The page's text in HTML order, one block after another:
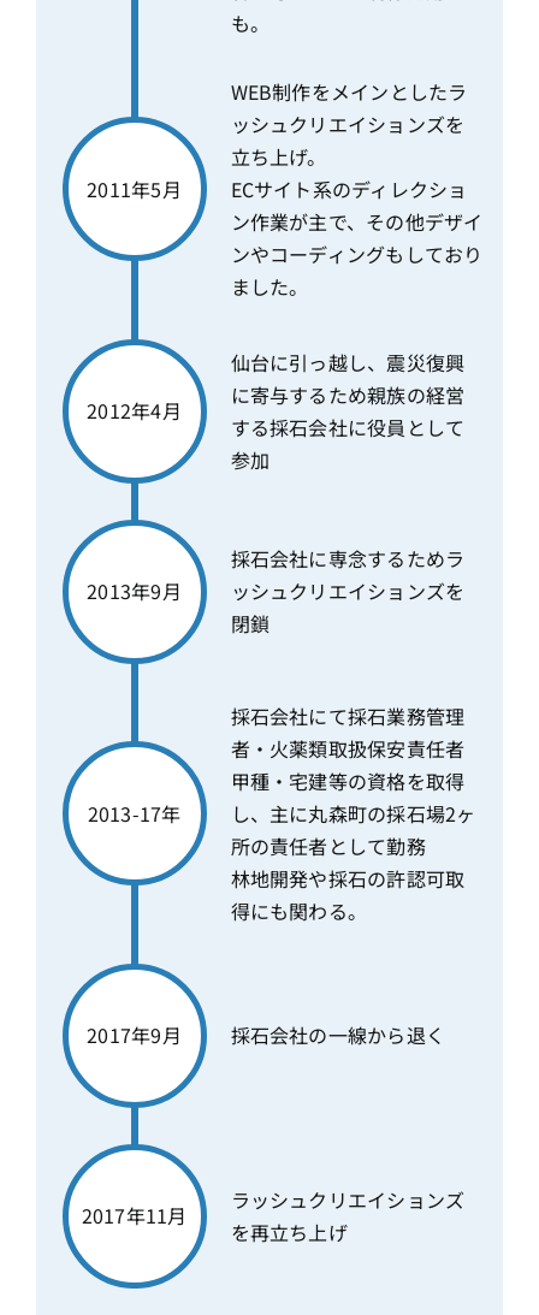
も。
2011年5月
WEB制作をメインとしたラ
ッシュクリエイションズを
立ち上げ。
ECサイト系のディレクショ
ン作業が主で、その他デザイ
ンやコーディングもしており
ました。
2012年4月
仙台に引っ越し、震災復興
に寄与するため親族の経営
する採石会社に役員として
参加
2013年9月
採石会社に専念するためラ
ッシュクリエイションズを
閉鎖
2013-17年
採石会社にて採石業務管理
者・火薬類取扱保安責任者
甲種・宅建等の資格を取得
し、主に丸森町の採石場2ヶ
所の責任者として勤務
林地開発や採石の許認可取
得にも関わる。
2017年9月 採石会社の一線から退く
2017年11月
ラッシュクリエイションズ
を再立ち上げ